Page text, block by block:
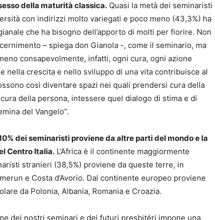
della maturità classica. Quasi la metà dei seminaristi
con indirizzi molto variegati e poco meno (43,3%) ha
che ha bisogno dell’apporto di molti per fiorire. Non
– spiega don Gianola -, come il seminario, ma
consapevolmente, infatti, ogni cura, ogni azione
nella crescita e nello sviluppo di una vita contribuisce al
così diventare spazi nei quali prendersi cura della
della persona, intessere quel dialogo di stima e di
del Vangelo”.
dei seminaristi proviene da altre parti del mondo e la
Centro Italia. L’Africa è il continente maggiormente
stranieri (38,5%) proviene da queste terre, in
e Costa d’Avorio. Dal continente europeo proviene
da Polonia, Albania, Romania e Croazia.
dei nostri seminari e dei futuri presbitéri impone una